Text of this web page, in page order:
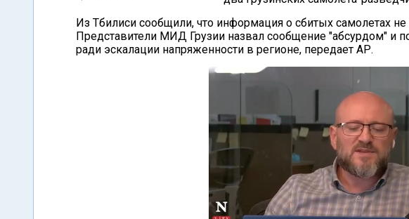
Из Тбилиси сообщили, что информация о сбитых самолетах не
Представители МИД Грузии назвал сообщение "абсурдом" и
ради эскалации напряженности в регионе, передает АР.